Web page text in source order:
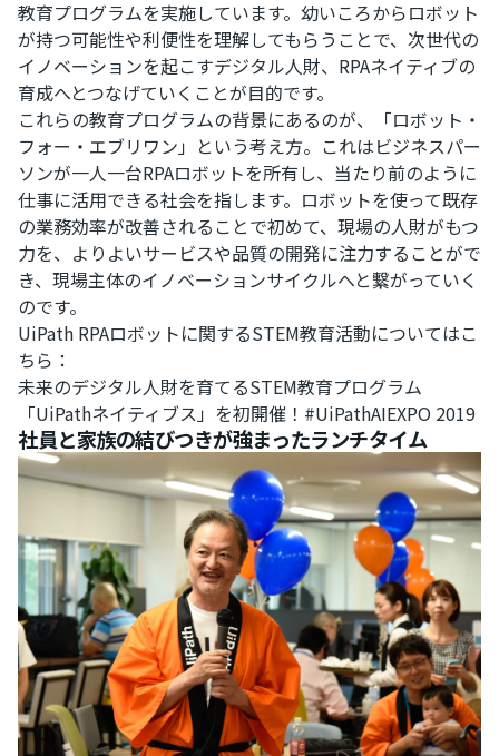
教育プログラムを実施しています。幼いころからロボット
が持つ可能性や利便性を理解してもらうことで、次世代の
イノベーションを起こすデジタル人財、RPAネイティブの
育成へとつなげていくことが目的です。
これらの教育プログラムの背景にあるのが、「ロボット・
フォー・エブリワン」という考え方。これはビジネスパー
ソンが一人一台RPAロボットを所有し、当たり前のように
仕事に活用できる社会を指します。ロボットを使って既存
の業務効率が改善されることで初めて、現場の人財がもつ
力を、よりよいサービスや品質の開発に注力することがで
き、現場主体のイノベーションサイクルへと繋がっていく
のです。
UiPath RPAロボットに関するSTEM教育活動についてはこ
ちら：
未来のデジタル人財を育てるSTEM教育プログラム
「UiPathネイティブス」を初開催！#UiPathAIEXPO 2019
社員と家族の結びつきが強まったランチタイム